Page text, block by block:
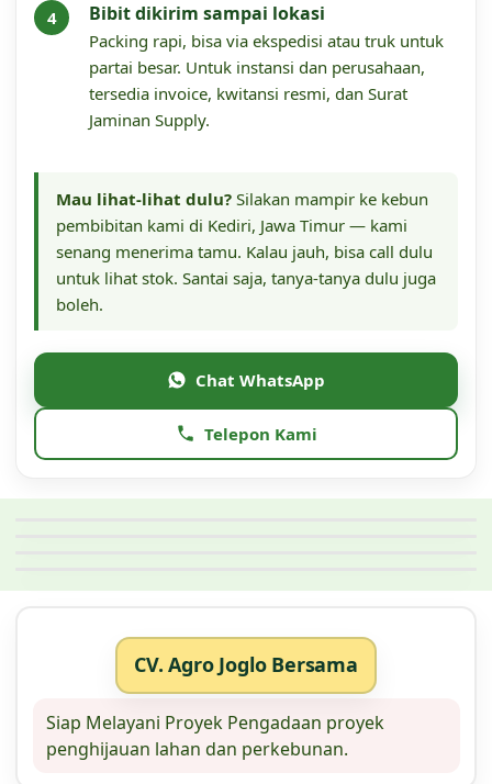
Bibit dikirim sampai lokasi
Packing rapi, bisa via ekspedisi atau truk untuk
partai besar. Untuk instansi dan perusahaan,
tersedia invoice, kwitansi resmi, dan Surat
Jaminan Supply.
Mau lihat-lihat dulu? Silakan mampir ke kebun
pembibitan kami di Kediri, Jawa Timur — kami
senang menerima tamu. Kalau jauh, bisa call dulu
untuk lihat stok. Santai saja, tanya-tanya dulu juga
boleh.
Chat WhatsApp
Telepon Kami
CV. Agro Joglo Bersama
Siap Melayani Proyek Pengadaan proyek
penghijauan lahan dan perkebunan.